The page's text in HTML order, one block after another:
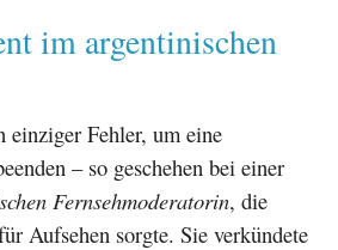
im argentinischen
einziger Fehler, um eine
– so geschehen bei einer
Fernsehmoderatorin, die
Aufsehen sorgte. Sie verkündete